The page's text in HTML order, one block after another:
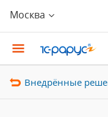
Москва
Внедрённые